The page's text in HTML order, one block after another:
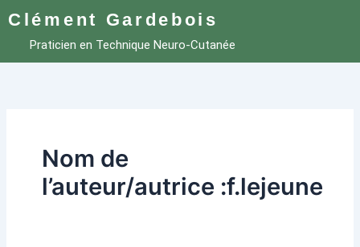
au
contenu
Clément Gardebois
Praticien en Technique Neuro-Cutanée
Nom de
l’auteur/autrice :f.lejeune